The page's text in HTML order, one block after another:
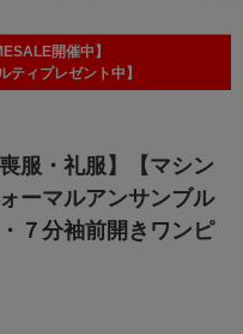
服・礼服】【マシン
ーマルアンサンブル
７分袖前開きワンピ
開催中】
ティプレゼント中】